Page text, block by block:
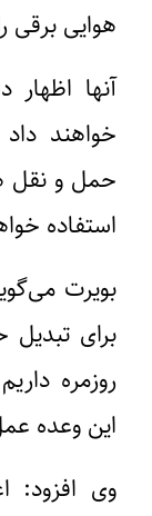
هوایی
آنها
خواهند
حمل و نقل
استفاده
بویرت
برای
روزمره
این وعده
وی افزود: